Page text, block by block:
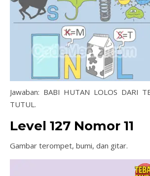
Jawaban: BABI HUTAN LOLOS DARI
TUTUL.
Level 127 Nomor 11
Gambar terompet, bumi, dan gitar.